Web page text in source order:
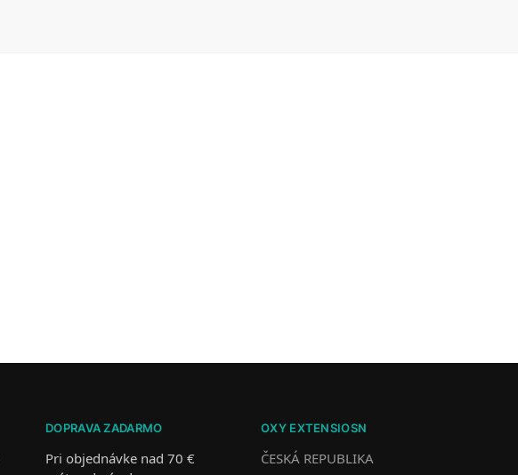
DOPRAVA ZADARMO
Pri objednávke nad 70 €
OXY EXTENSIOSN
ČESKÁ REPUBLIKA